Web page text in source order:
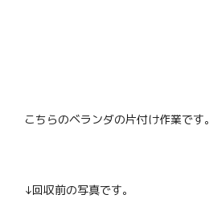
こちらのベランダの片付け作業です。
↓回収前の写真です。